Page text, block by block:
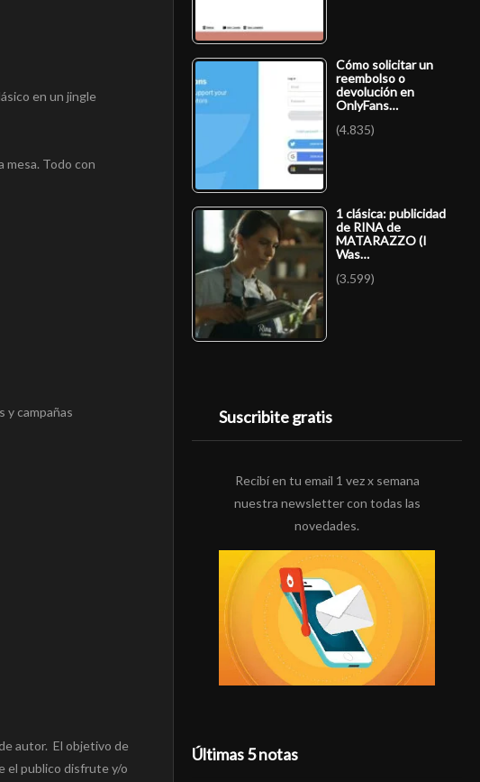
en un jingle
mesa. Todo con
y campañas
autor. El objetivo de
el publico disfrute y/o
Cómo solicitar un
reembolso o
devolución en
OnlyFans…
(4.835)
1 clásica: publicidad
de RINA de
MATARAZZO (I
Was…
(3.599)
Suscribite gratis
Recibí en tu email 1 vez x semana
nuestra newsletter con todas las
novedades.
Últimas 5 notas